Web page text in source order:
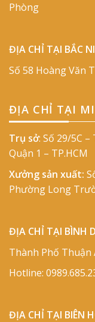
Phòng
ĐỊA CHỈ TẠI BẮC
Số 58 Hoàng Văn
ĐỊA CHỈ TẠI
Trụ sở: Số 29/5C
Quận 1 – TP.HCM
Xưởng sản xuất:
Phường Long
ĐỊA CHỈ TẠI BÌNH
Thành Phố
Hotline:
ĐỊA CHỈ TẠI BIÊN